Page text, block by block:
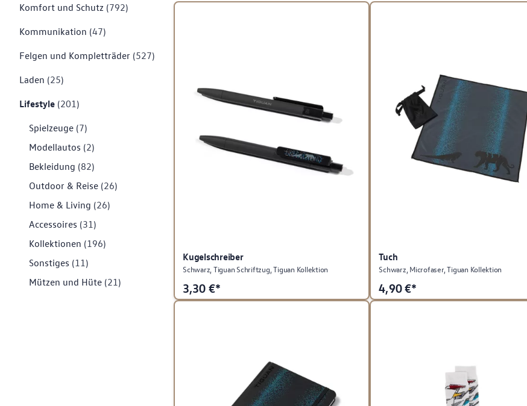
Komfort und Schutz (792)
Kommunikation (47)
Felgen und Kompletträder (527)
Laden (25)
Lifestyle (201)
Spielzeuge (7)
Modellautos (2)
Bekleidung (82)
Outdoor & Reise (26)
Home & Living (26)
Accessoires (31)
Kollektionen (196)
Sonstiges (11)
Mützen und Hüte (21)
Kugelschreiber
Schwarz, Tiguan Schriftzug, Tiguan Kollektion
3,30 €*
Tuch
Schwarz, Microfaser, Tiguan Kollektion
4,90€*